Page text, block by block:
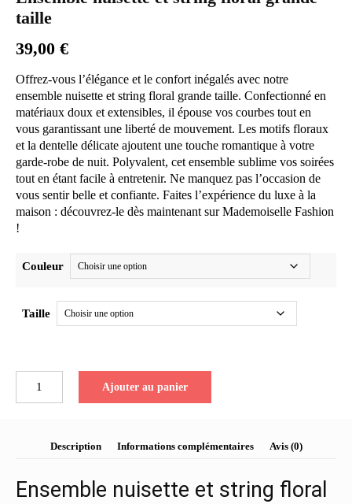
taille
39,00 €
Offrez-vous l’élégance et le confort inégalés avec notre
ensemble nuisette et string floral grande taille. Confectionné en
matériaux doux et extensibles, il épouse vos courbes tout en
vous garantissant une liberté de mouvement. Les motifs floraux
et la dentelle délicate ajoutent une touche romantique à votre
garde-robe de nuit. Polyvalent, cet ensemble sublime vos soirées
tout en étant facile à entretenir. Ne manquez pas l’occasion de
vous sentir belle et confiante. Faites l’expérience du luxe à la
maison : découvrez-le dès maintenant sur Mademoiselle Fashion
!
Couleur
Taille
grande
Ajouter au panier
Description Informations complémentaires Avis (0)
Ensemble nuisette et string floral